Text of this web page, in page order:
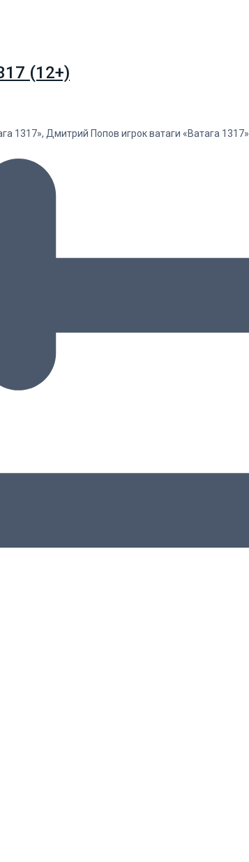
(12+)
1317», Дмитрий Попов игрок ватаги «Ватага 1317»